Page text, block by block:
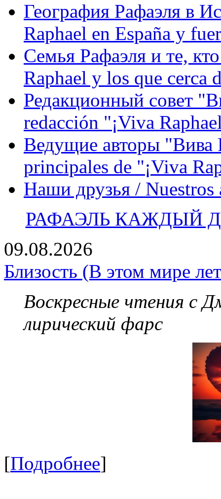
География Рафаэля в
Raphael en España y
Семья Рафаэля и те,
Raphael y los que cerca
Редакционный совет
redacción "¡Viva
Ведущие авторы "Вива
principales de "¡Viva
Наши друзья / Nuestros
РАФАЭЛЬ КАЖДЫЙ
09.08.2026
Близость (В этом мире
Воскресные чтения с
лирический фарс
[Подробнее]